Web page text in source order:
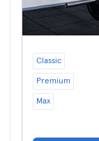
Classic
Premium
Max